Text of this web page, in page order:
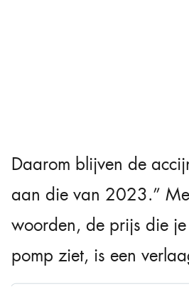
Daarom blijven de
aan die van 2023.”
woorden, de prijs die
pomp ziet, is een